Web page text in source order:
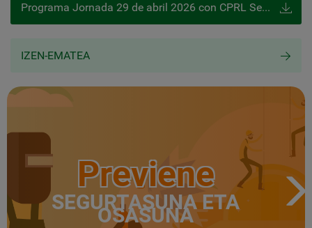
Programa Jornada 29 de abril 2026 con CPRL Sevilla
IZEN-EMATEA
Previene
SEGURTASUNA ETA
OSASUNA